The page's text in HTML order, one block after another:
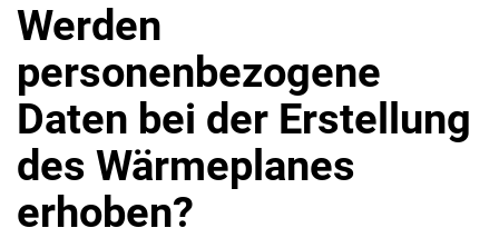
Werden
personenbezogene
Daten bei der Erstellung
des Wärmeplanes
erhoben?